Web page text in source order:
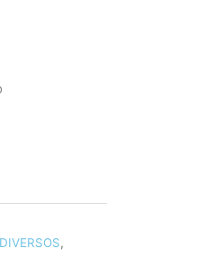
DIVERSOS,